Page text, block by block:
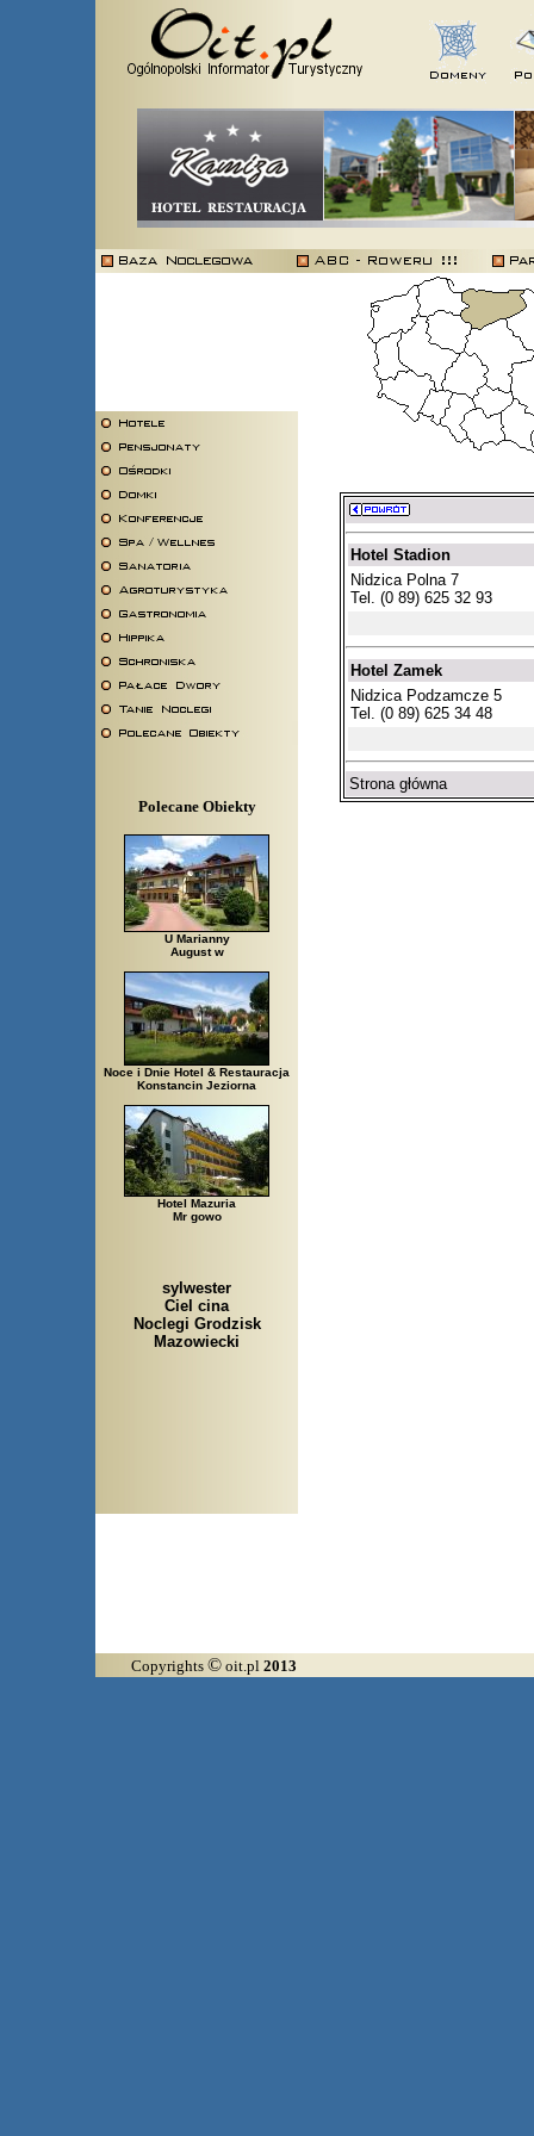
Polecane Obiekty
U Marianny
August w
Noce i Dnie Hotel & Restauracja
Konstancin Jeziorna
Hotel Mazuria
Mr gowo
sylwester
Ciel cina
Noclegi Grodzisk
Mazowiecki
Hotel Stadion
Nidzica Polna 7
Tel. (0 89) 625 32 93
Hotel Zamek
Nidzica Podzamcze 5
Tel. (0 89) 625 34 48
Strona główna
Copyrights © oit.pl 2013